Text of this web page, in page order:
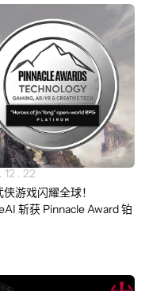
12 . 22
游戏闪耀全球！
斩获 Pinnacle Award 铂